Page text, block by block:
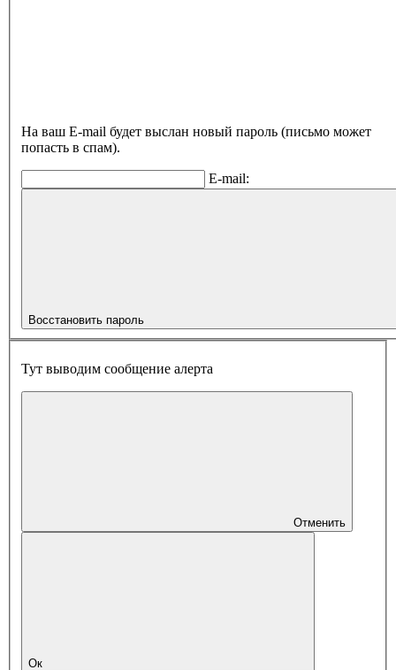
На ваш E-mail будет выслан новый пароль (письмо может
попасть в спам).
E-mail:
Восстановить пароль
Тут выводим сообщение алерта
Отменить
Ок